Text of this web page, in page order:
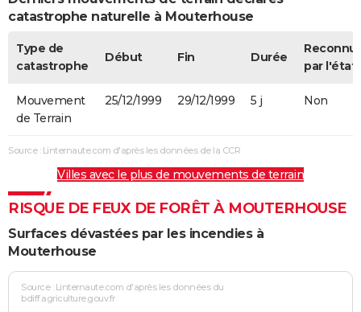
catastrophe naturelle à Mouterhouse
Type de
catastrophe
Début Fin Durée
par l'état
Mouvement
de Terrain
25/12/1999 29/12/1999 5 j Non
Source : Linternaute.com d'après les données de la CCR
Villes avec le plus de mouvements de terrain
RISQUE DE FEUX DE FORÊT À MOUTERHOUSE
Surfaces dévastées par les incendies à
Mouterhouse
Source : Linternaute.com d'après les données du
bdiff.agriculture.gouv.fr